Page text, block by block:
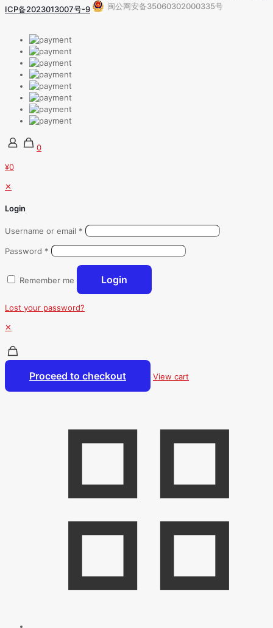
ICP备2023013007号-9
闽公网安备35060302000335号
0
¥0
✕
Login
Username or email *
Password *
Remember me Login
Lost your password?
✕
Proceed to checkout View cart